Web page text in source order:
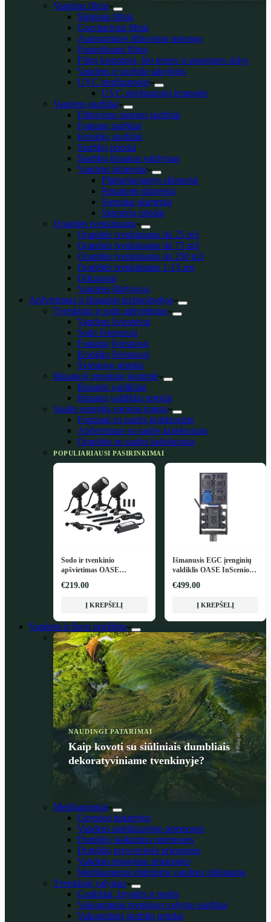
Vandens filtrai
Slėginiai filtrai
Gravitaciniai filtrai
Autonominės filtravimo sistemos
Panardinami filtrai
Filtrų kempinės, bio terpės ir atsarginės dalys
Vandens ir siurblio talpyklos
UVC sterilizatoriai
UVC sterilizatorių lemputės
Vandens siurbliai
Filtravimo sistemų siurbliai
Fontanų siurbliai
Krioklių siurbliai
Siurblių priedai
Siurblių išmanus valdymas
Vandens skimeriai
Plūduriuojantys skimeriai
Pastatomi skimeriai
Sieniniai skimeriai
Skimerių priedai
Orapūtės tvenkiniams
Orapūtės tvenkiniams iki 25 m3
Orapūtės tvenkiniams iki 75 m3
Orapūtės tvenkiniams iki 250 m3
Orapūtės tvenkiniams 1-15 arų
Difuzoriai
Vandens šildytuvai
Apšvietimas ir išmanios technologijos
Tvenkinio ir sodo apšvietimas
Vandens šviestuvai
Sodo šviestuvai
Fontanų šviestuvai
Krioklių šviestuvai
Šviestuvų priedai
Išmanioji įrenginių kontrolė
Išmanūs valdikliai
Išmanių valdiklių priedai
Saulės energija varoma įranga
Fontanai su saulės kolektoriais
Apšvietimas su saulės kolektoriais
Orapūtės su saulės kolektoriais
POPULIARIAUSI PASIRINKIMAI
Sodo ir tvenkinio
apšvietimas OASE
€219.00
Į KREPŠELĮ
Išmanusis EGC įrenginių
valdiklis OASE InScenio
€499.00
Į KREPŠELĮ
Vandens ir žuvų priežiūra
NAUDINGI PATARIMAI
Kaip kovoti su siūliniais dumbliais
dekoratyviniame tvenkinyje?
Medikamentai
Gerosios bakterijos
Vandens stabilizavimo priemonės
Dumblių naikinimo priemonės
Dumblių prevencinės priemonės
Vandens testavimo priemonės
Medikamentai dideliems vandens telkiniams
Tvenkinių valymas
Graibžtai, žnyplės ir replės
Vakuuminiai tvenkinio valymo siurbliai
Vakuuminių siurblių priedai